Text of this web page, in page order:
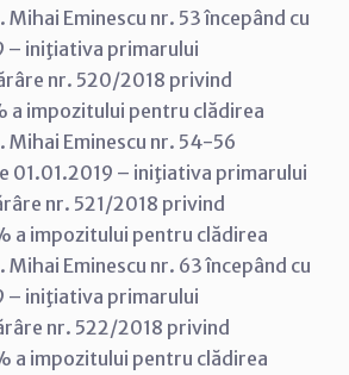
Eminescu nr. 53 începând cu
– iniţiativa primarului
nr. 520/2018 privind
a impozitului pentru clădirea
Mihai Eminescu nr. 54-56
01.01.2019 – iniţiativa primarului
nr. 521/2018 privind
a impozitului pentru clădirea
Eminescu nr. 63 începând cu
– iniţiativa primarului
nr. 522/2018 privind
a impozitului pentru clădirea